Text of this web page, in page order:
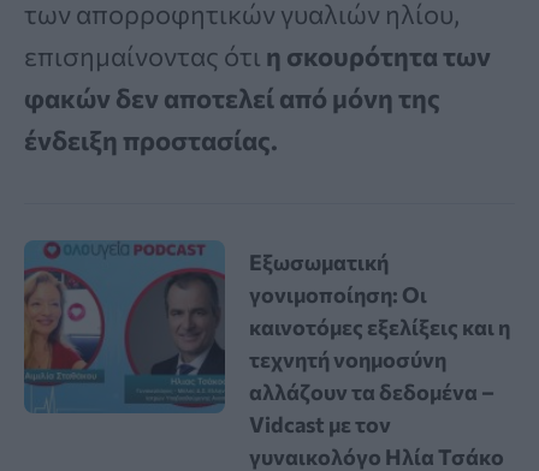
των απορροφητικών γυαλιών ηλίου,
επισημαίνοντας ότι η σκουρότητα των
φακών δεν αποτελεί από μόνη της
ένδειξη προστασίας.
Εξωσωματική
γονιμοποίηση: Οι
καινοτόμες εξελίξεις και η
τεχνητή νοημοσύνη
αλλάζουν τα δεδομένα –
Vidcast με τον
γυναικολόγο Ηλία Τσάκο